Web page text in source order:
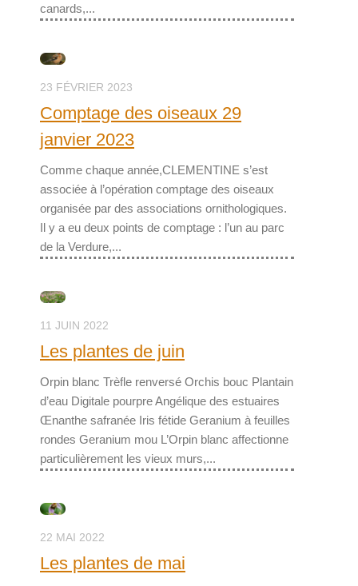
canards,...
23 FÉVRIER 2023
Comptage des oiseaux 29
janvier 2023
Comme chaque année,CLEMENTINE s’est
associée à l’opération comptage des oiseaux
organisée par des associations ornithologiques.
Il y a eu deux points de comptage : l’un au parc
de la Verdure,...
11 JUIN 2022
Les plantes de juin
Orpin blanc Trèfle renversé Orchis bouc Plantain
d’eau Digitale pourpre Angélique des estuaires
Œnanthe safranée Iris fétide Geranium à feuilles
rondes Geranium mou L’Orpin blanc affectionne
particulièrement les vieux murs,...
22 MAI 2022
Les plantes de mai